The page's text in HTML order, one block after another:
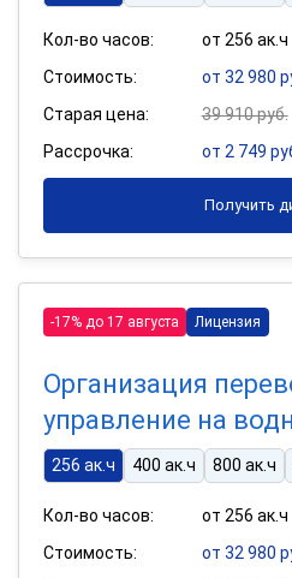
Кол-во часов:
от 256 ак.ч
Стоимость:
от 32 980
Старая цена:
39 910 руб.
Рассрочка:
от 2 749
Получить
-17% до 17 августа Лицензия
Организация
управление на
256 ак.ч 400 ак.ч 800 ак.ч
Кол-во часов:
от 256 ак.ч
Стоимость:
от 32 980